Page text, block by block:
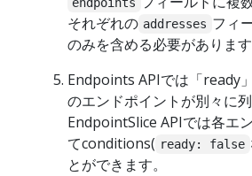
endpoints
それぞれの addresses フィ
のみを含める必要があります
Endpoints APIでは「ready
のエンドポイントが別々に列
EndpointSlice APIでは各エ
てconditions( ready: false
とができます。